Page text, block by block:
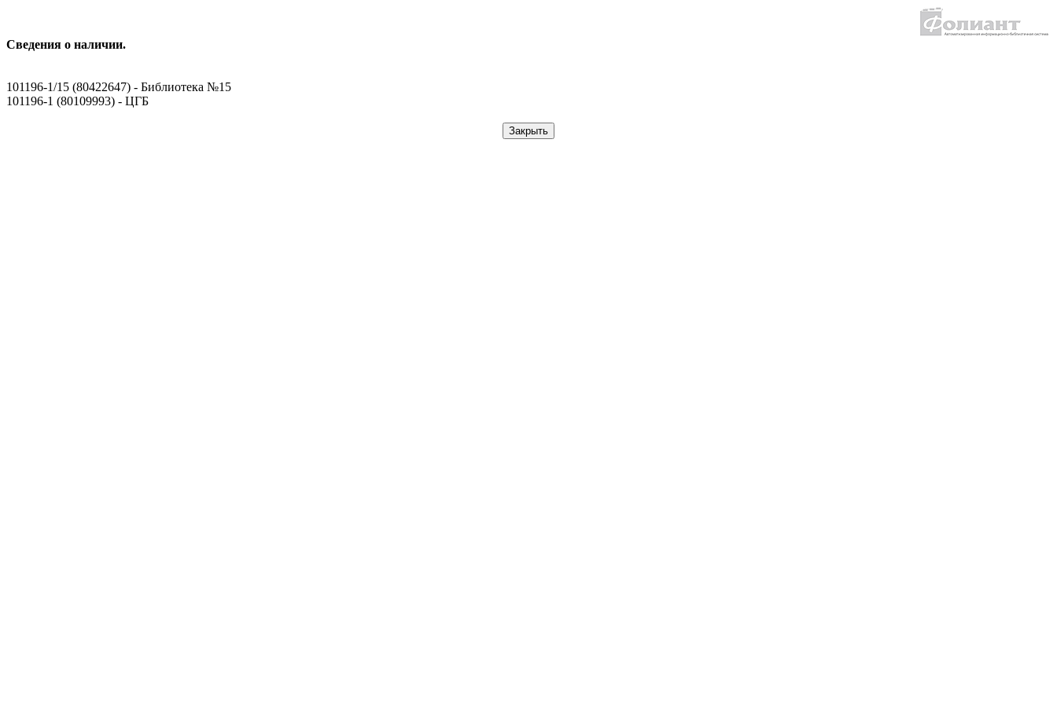
Сведения о наличии.
101196-1/15 (80422647) - Библиотека №15
101196-1 (80109993) - ЦГБ